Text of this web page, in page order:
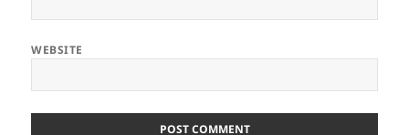
WEBSITE